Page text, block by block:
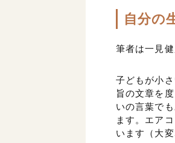
自分の
筆者は一見
子どもが小
旨の文章を
いの言葉で
ます。エア
います（大